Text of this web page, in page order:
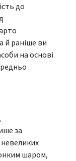
до
й раніше ви
на основі
за
шаром,